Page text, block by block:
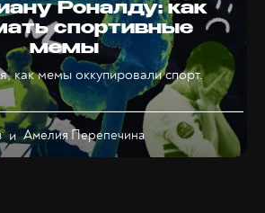
Роналду: как
спортивные
мемы
как мемы оккупировали спорт.
иАмелия Перепечина